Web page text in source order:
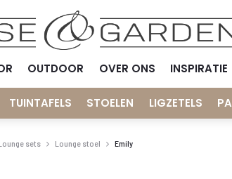
OUTDOOR OVER ONS INSPIRATIE
TUINTAFELS STOELEN LIGZETELS
sets Lounge stoel Emily